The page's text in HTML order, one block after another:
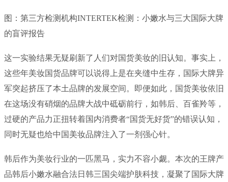
图：第三方检测机构INTERTEK检测：小嫩水与三大国际大牌
的盲评报告
这一实验结果无疑刷新了人们对国货美妆的旧认知。事实上，
这些年美妆国货品牌可以说得上是在夹缝中生存，国际大牌异
军突起挤压了本土品牌的发展空间。即便如此，国货美妆依旧
在这场没有硝烟的品牌大战中砥砺前行，如韩后、百雀羚等，
过硬的产品力正扭转着国内消费者“国货无好货”的错误认知，
同时无疑也给中国美妆品牌注入了一剂强心针。
韩后作为美妆行业的一匹黑马，实力不容小觑。本次的王牌产
品韩后小嫩水融合法日韩三国尖端护肤科技，凝聚了国际大牌